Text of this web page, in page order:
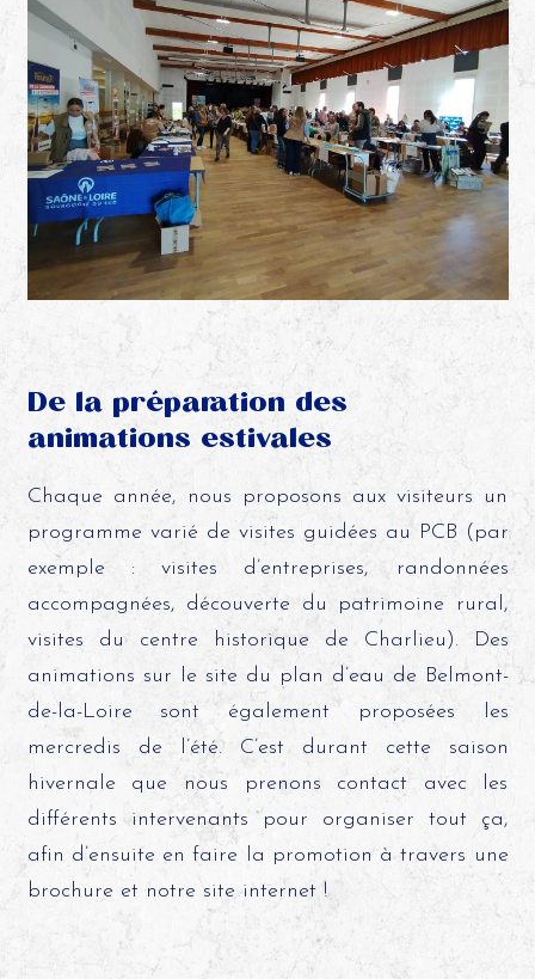
De la préparation des
animations estivales
Chaque année, nous proposons aux visiteurs un
programme varié de visites guidées au PCB (par
exemple : visites d’entreprises, randonnées
accompagnées, découverte du patrimoine rural,
visites du centre historique de Charlieu). Des
animations sur le site du plan d’eau de Belmont-
de-la-Loire sont également proposées les
mercredis de l’été. C’est durant cette saison
hivernale que nous prenons contact avec les
différents intervenants pour organiser tout ça,
afin d’ensuite en faire la promotion à travers une
brochure et notre site internet !